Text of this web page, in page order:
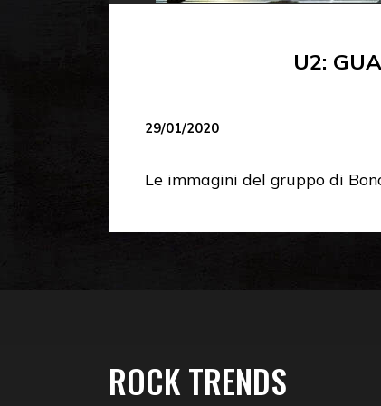
U2:
29/01/2020
Le immagini del gruppo di
ROCK TRENDS